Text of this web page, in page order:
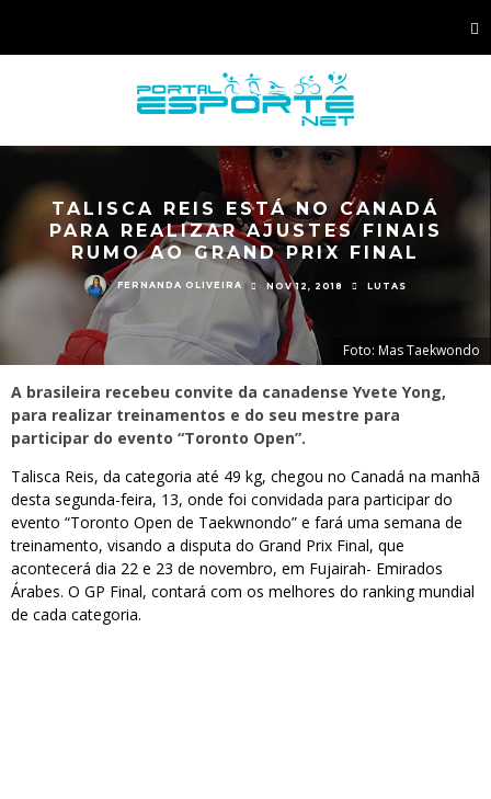
TALISCA REIS ESTÁ NO CANADÁ
PARA REALIZAR AJUSTES FINAIS
RUMO AO GRAND PRIX FINAL
FERNANDA OLIVEIRA NOV 12, 2018 LUTAS
Foto: Mas Taekwondo
A brasileira recebeu convite da canadense Yvete Yong,
para realizar treinamentos e do seu mestre para
participar do evento “Toronto Open”.
Talisca Reis, da categoria até 49 kg, chegou no Canadá na manhã
desta segunda-feira, 13, onde foi convidada para participar do
evento “Toronto Open de Taekwnondo” e fará uma semana de
treinamento, visando a disputa do Grand Prix Final, que
acontecerá dia 22 e 23 de novembro, em Fujairah- Emirados
Árabes. O GP Final, contará com os melhores do ranking mundial
de cada categoria.